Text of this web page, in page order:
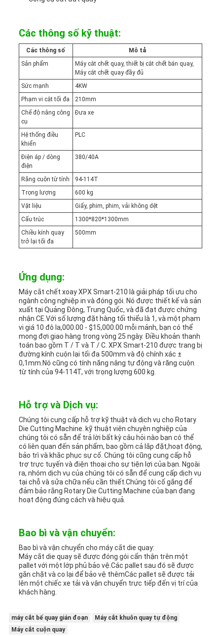
CHÍNH
SÁCH
BẢO
MẬT
Các thông số kỹ thuật:
Các thông số
Mô tả
Sản phẩm
Máy cắt chết quay, thiết bị cắt chết bán quay,
Máy cắt chết quay đầy đủ
Sức mạnh
4KW
Phạm vi cắt tối đa
210mm
Chế độ nâng công
cụ
Đưa xe
Hệ thống điều
khiển
PLC
Điện áp / dòng
điện
380/40A
Răng cuộn từ tính
94-114T
Trọng lượng
600 kg
Vật liệu
Giấy, phim, phim, vải không dệt
Cấu trúc
1300*820*1300mm
Chiều kính quay
trở lại tối đa
500mm
Ứng dụng:
Máy cắt chết xoay XPX Smart-210 là giải pháp tối ưu cho
ngành công nghiệp in và đóng gói. Nó được thiết kế và sản
xuất tại Quảng Đông, Trung Quốc, và đã đạt được chứng
nhận CE.Với số lượng đặt hàng tối thiểu là 1, và một phạm
vi giá 10 đô la,000.00 - $15,000.00 mỗi mảnh, bạn có thể
mong đợi giao hàng trong vòng 25 ngày. Điều khoản thanh
toán bao gồm T / T và T / C. XPX Smart-210 được trang bị
đường kính cuộn lại tối đa 500mm và độ chính xác ±
0,1mm.Nó cũng có tính năng nâng tự động và răng cuộn
từ tính của 94-114T, với trọng lượng 600 kg.
Hỗ trợ và Dịch vụ:
Chúng tôi cung cấp hỗ trợ kỹ thuật và dịch vụ cho Rotary
Die Cutting Machine. kỹ thuật viên chuyên nghiệp của
chúng tôi có sẵn để trả lời bất kỳ câu hỏi nào bạn có thể
có liên quan đến sản phẩm, bao gồm cả lắp đặt,hoạt động,
bảo trì và khắc phục sự cố. Chúng tôi cũng cung cấp hỗ
trợ trực tuyến và điện thoại cho sự tiện lợi của bạn. Ngoài
ra, nhóm dịch vụ của chúng tôi có sẵn để cung cấp dịch vụ
tại chỗ và sửa chữa nếu cần thiết.Chúng tôi cố gắng để
đảm bảo rằng Rotary Die Cutting Machine của bạn đang
hoạt động đúng cách và hiệu quả.
Bao bì và vận chuyển:
Bao bì và vận chuyển cho máy cắt die quay:
Máy cắt die quay sẽ được đóng gói cẩn thận trên một
pallet với một lớp phủ bảo vệ.Các pallet sau đó sẽ được
gắn chặt và co lại để bảo vệ thêmCác pallet sẽ được tải
lên một chiếc xe tải và vận chuyển trực tiếp đến vị trí của
khách hàng.
máy cắt bế quay gián đoạn
Máy cắt khuôn quay tự động
Máy cắt cuộn quay